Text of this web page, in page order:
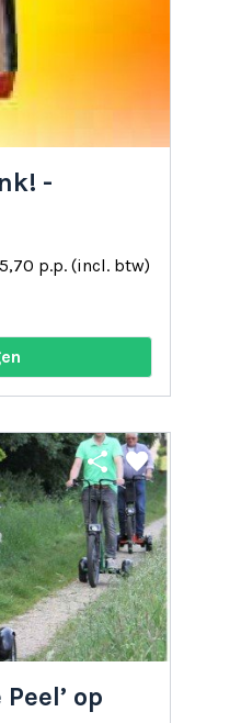
-
p.p. (incl. btw)
share favorite
op